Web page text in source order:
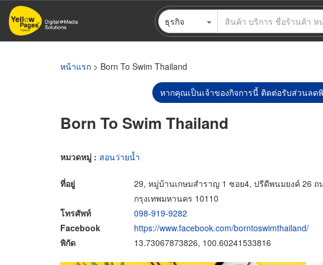
ข้าม
ไป
ธุรกิจ
หน้าแรก > Born To Swim Thailand
หากคุณเป็นเจ้าของกิจการนี้ ติดต่อรับส่วนลด
Born To Swim Thailand
หมวดหมู่ : สอนว่ายน้ำ
ที่อยู่
29, หมู่บ้านเกษมสำราญ 1 ซอย4, ปรีดีพนมยงค์ 26
กรุงเทพมหานคร 10110
โทรศัพท์
098-919-9282
Facebook
https://www.facebook.com/borntoswimthailand/
พิกัด
13.73067873826, 100.60241533816